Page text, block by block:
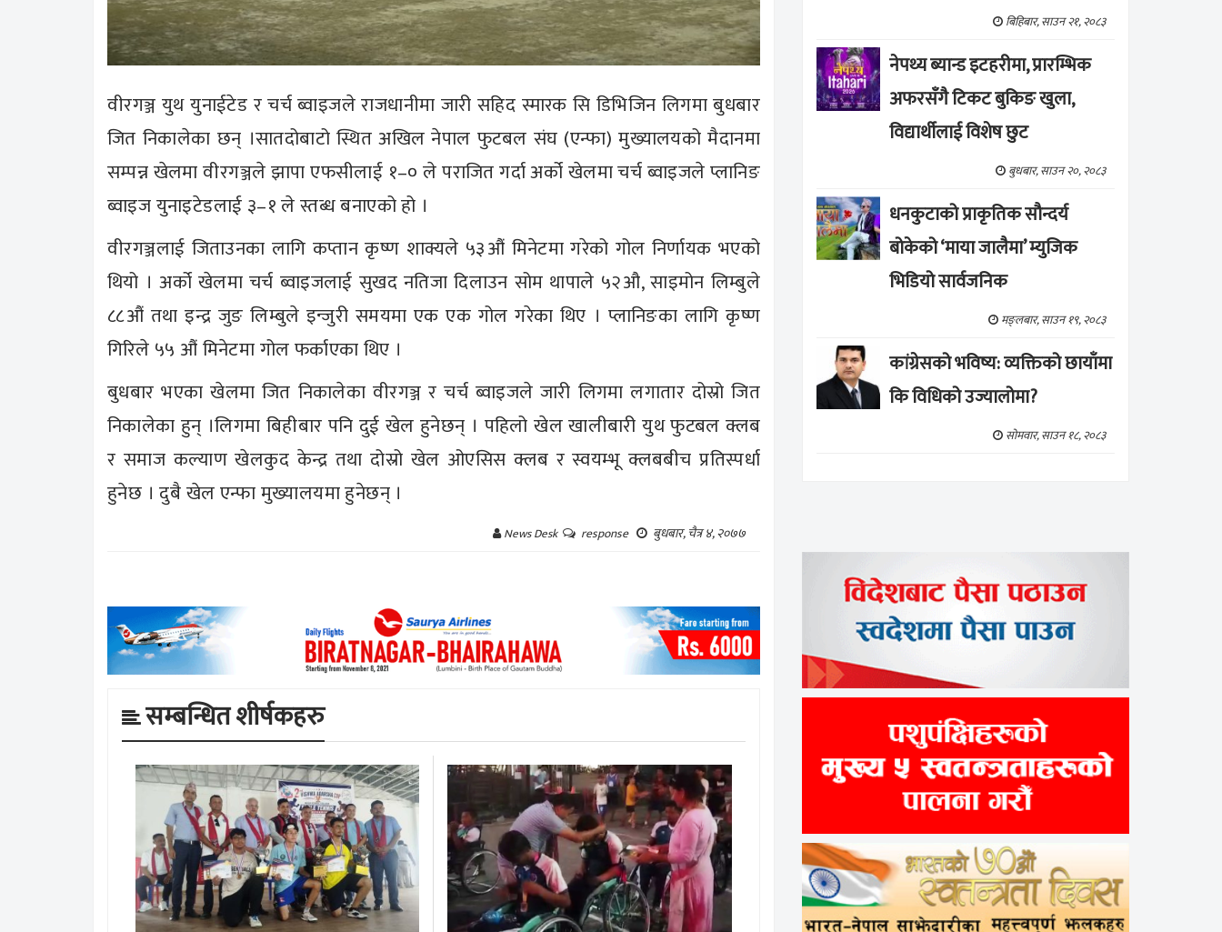
वीरगञ्ज युथ युनाईटेड र चर्च ब्वाइजले राजधानीमा जारी सहिद स्मारक सि डिभिजिन लिगमा बुधबार
जित निकालेका छन् ।सातदोबाटो स्थित अखिल नेपाल फुटबल संघ (एन्फा) मुख्यालयको मैदानमा
सम्पन्न खेलमा वीरगञ्जले झापा एफसीलाई १–० ले पराजित गर्दा अर्को खेलमा चर्च ब्वाइजले प्लानिङ
ब्वाइज युनाइटेडलाई ३–१ ले स्तब्ध बनाएको हो ।
वीरगञ्जलाई जिताउनका लागि कप्तान कृष्ण शाक्यले ५३औं मिनेटमा गरेको गोल निर्णायक भएको
थियो । अर्को खेलमा चर्च ब्वाइजलाई सुखद नतिजा दिलाउन सोम थापाले ५२औ, साइमोन लिम्बुले
८८औं तथा इन्द्र जुङ लिम्बुले इन्जुरी समयमा एक एक गोल गरेका थिए । प्लानिङका लागि कृष्ण
गिरिले ५५ औं मिनेटमा गोल फर्काएका थिए ।
बुधबार भएका खेलमा जित निकालेका वीरगञ्ज र चर्च ब्वाइजले जारी लिगमा लगातार दोस्रो जित
निकालेका हुन् ।लिगमा बिहीबार पनि दुई खेल हुनेछन् । पहिलो खेल खालीबारी युथ फुटबल क्लब
र समाज कल्याण खेलकुद केन्द्र तथा दोस्रो खेल ओएसिस क्लब र स्वयम्भू क्लबबीच प्रतिस्पर्धा
हुनेछ । दुबै खेल एन्फा मुख्यालयमा हुनेछन् ।
News Desk response बुधबार, चैत्र ४, २०७७
सम्बन्धित शीर्षकहरु
बिहिबार, साउन २१, २०८३
नेपथ्य ब्यान्ड इटहरीमा, प्रारम्भिक
अफरसँगै टिकट बुकिङ खुला,
विद्यार्थीलाई विशेष छुट
बुधबार, साउन २०, २०८३
धनकुटाको प्राकृतिक सौन्दर्य
बोकेको ‘माया जालैमा’ म्युजिक
भिडियो सार्वजनिक
मङ्लबार, साउन १९, २०८३
कांग्रेसको भविष्य: व्यक्तिको छायाँमा
कि विधिको उज्यालोमा?
सोमवार, साउन १८, २०८३